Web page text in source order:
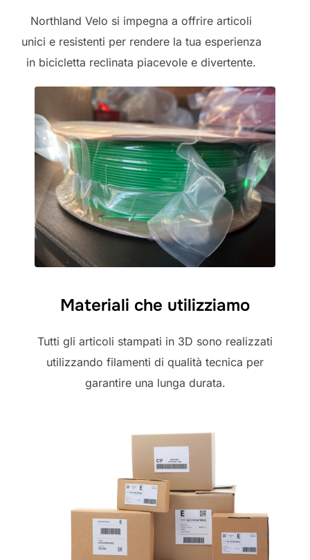
Northland Velo si impegna a offrire articoli
unici e resistenti per rendere la tua esperienza
in bicicletta reclinata piacevole e divertente.
Materiali che utilizziamo
Tutti gli articoli stampati in 3D sono realizzati
utilizzando filamenti di qualità tecnica per
garantire una lunga durata.